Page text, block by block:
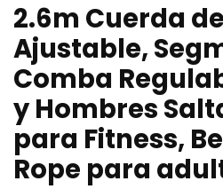
2.6m Cuerda
Ajustable,
Comba
y Hombres
para Fitness,
Rope para